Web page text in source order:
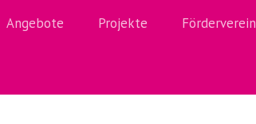
Angebote Projekte Förderverein